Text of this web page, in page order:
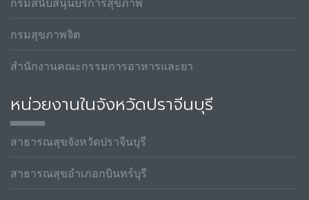
กรมสุขภาพจิต
สำนักงานคณะกรรมการอาหารและยา
หน่วยงานในจังหวัดปราจีนบุรี
สาธารณสุขจังหวัดปราจีนบุรี
สาธารณสุขอำเภอกบินทร์บุรี